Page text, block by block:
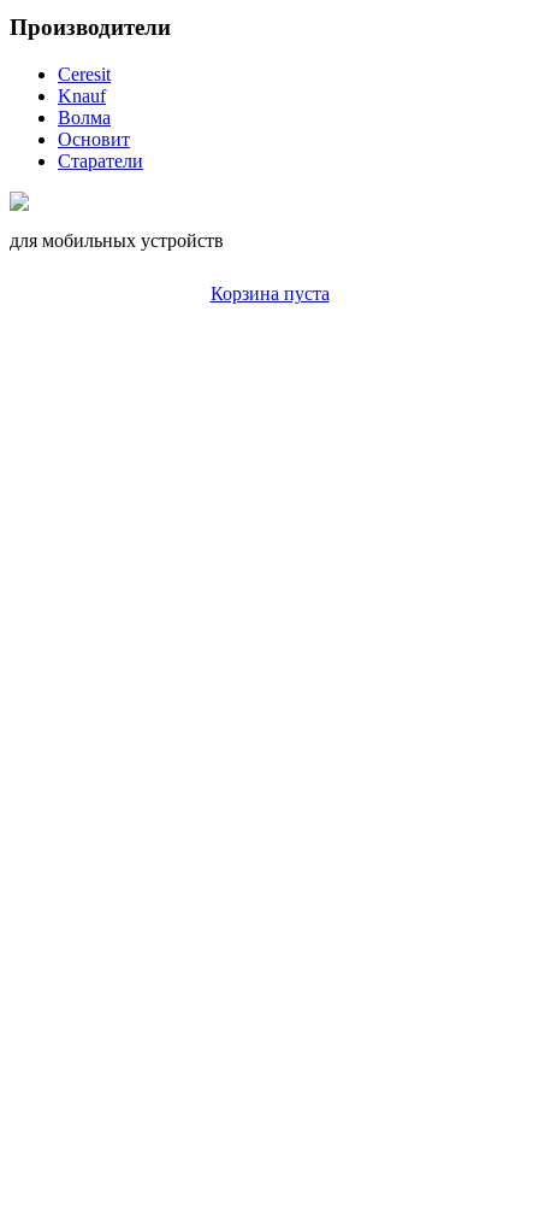
Производители
Ceresit
Knauf
Волма
Основит
Старатели
для мобильных устройств
Корзина пуста